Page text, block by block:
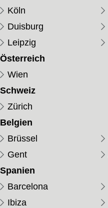
Köln
Duisburg
Leipzig
Österreich
Wien
Schweiz
Zürich
Belgien
Brüssel
Gent
Spanien
Barcelona
Ibiza